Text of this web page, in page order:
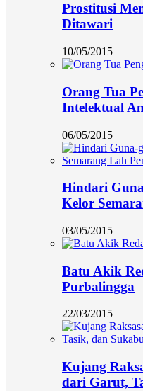
Prostitusi
Ditawari
10/05/2015
Orang Tua
Intelektual
06/05/2015
Hindari
Kelor
03/05/2015
Batu Akik
Purbalingga
22/03/2015
Kujang
dari Garut,